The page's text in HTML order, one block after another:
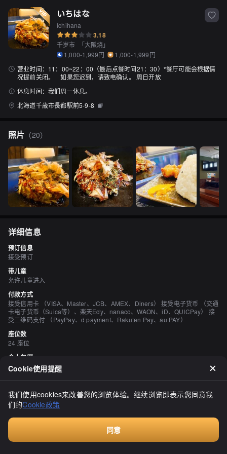
いちはな
Ichihana
3.18
千岁市 「大阪烧」
1,000-1,999円
1,000-1,999円
营业时间： 11：00~22：00（最后点餐时间21：30）*餐厅可能会根据情
况提前关闭。 如果您迟到，请致电确认。 周日开放
休息时间： 我们周一休息。
北海道千歳市長都駅前5-9-8
照片 （20）
详细信息
预订信息
接受预订
带儿童
允许儿童进入
付款方式
接受信用卡 （VISA、Master、JCB、AMEX、Diners） 接受电子货币 （交通
卡电子货币（Suica等）、楽天Edy、nanaco、WAON、iD、QUICPay） 接
受二维码支付 （PayPay、d payment、Rakuten Pay、au PAY）
座位数
24 座位
个人包厢
有 （2人，4人）
吸烟与禁烟
所有座位均禁止吸烟
停车场
时尚的空间、有榻榻米区域
Cookie使用提醒
我们使用cookies来改善您的浏览体验。继续浏览即表示您同意我
们的Cookie政策
同意